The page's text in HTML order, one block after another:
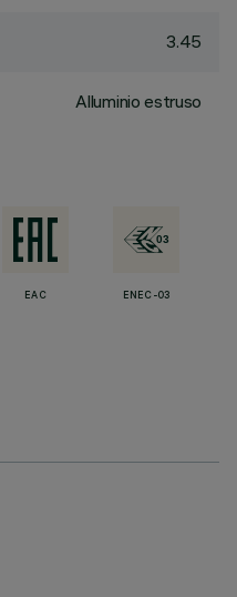
3.45
Alluminio estruso
EAC ENEC-03